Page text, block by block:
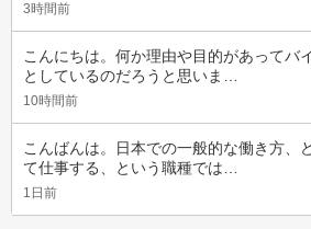
3時間前
こんにちは。何か理由や目的があってバ
としているのだろうと思いま…
10時間前
こんばんは。日本での一般的な働き方、
て仕事する、という職種では…
1日前